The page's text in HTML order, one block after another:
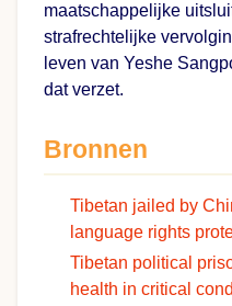
maatschappelijke
strafrechtelijke
leven van Yeshe
dat verzet.
Bronnen
Tibetan jailed by
language rights
Tibetan political
health in critical